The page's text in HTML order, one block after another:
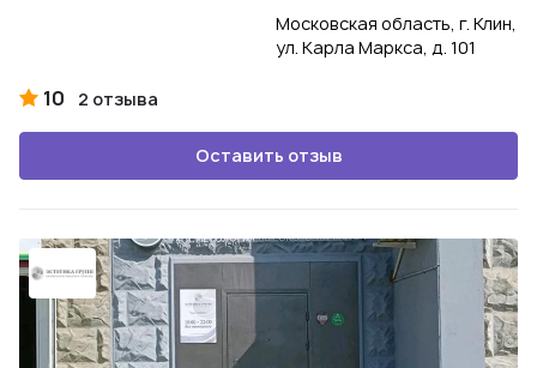
Московская область, г. Клин,
ул. Карла Маркса, д. 101
10 2 отзыва
Оставить отзыв